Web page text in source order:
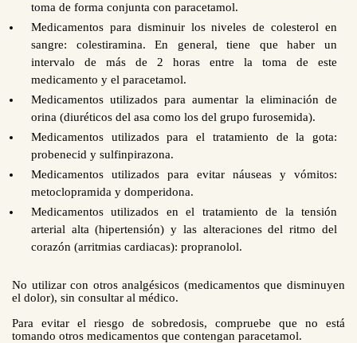
toma de forma conjunta con paracetamol.
Medicamentos para disminuir los niveles de colesterol en
sangre: colestiramina. En general, tiene que haber un
intervalo de más de 2 horas entre la toma de este
medicamento y el paracetamol.
Medicamentos utilizados para aumentar la eliminación de
orina (diuréticos del asa como los del grupo furosemida).
Medicamentos utilizados para el tratamiento de la gota:
probenecid y sulfinpirazona.
Medicamentos utilizados para evitar náuseas y vómitos:
metoclopramida y domperidona.
Medicamentos utilizados en el tratamiento de la tensión
arterial alta (hipertensión) y las alteraciones del ritmo del
corazón (arritmias cardiacas): propranolol.
No utilizar con otros analgésicos (medicamentos que disminuyen
el dolor), sin consultar al médico.
Para evitar el riesgo de sobredosis, compruebe que no está
tomando otros medicamentos que contengan paracetamol.